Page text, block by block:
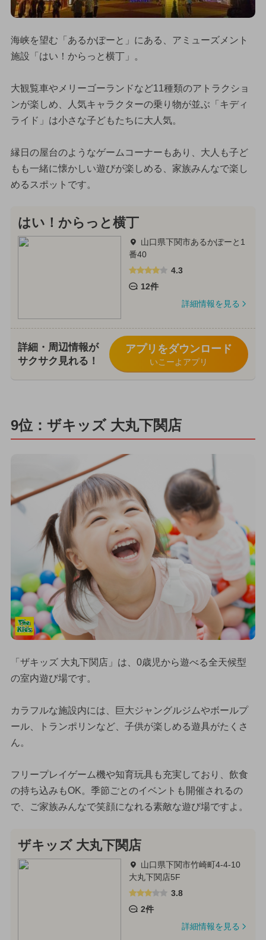
海峡を望む「あるかぽーと」にある、アミューズメント
施設「はい！からっと横丁」。
大観覧車やメリーゴーランドなど11種類のアトラクショ
ンが楽しめ、人気キャラクターの乗り物が並ぶ「キディ
ライド」は小さな子どもたちに大人気。
縁日の屋台のようなゲームコーナーもあり、大人も子ど
もも一緒に懐かしい遊びが楽しめる、家族みんなで楽し
めるスポットです。
はい！からっと横丁
山口県下関市あるかぽーと1
番40
4.3
12件
詳細情報を見る
詳細・周辺情報が
サクサク見れる！
アプリをダウンロード
いこーよアプリ
9位：ザキッズ 大丸下関店
「ザキッズ 大丸下関店」は、0歳児から遊べる全天候型
の室内遊び場です。
カラフルな施設内には、巨大ジャングルジムやボールプ
ール、トランポリンなど、子供が楽しめる遊具がたくさ
ん。
フリープレイゲーム機や知育玩具も充実しており、飲食
の持ち込みもOK。季節ごとのイベントも開催されるの
で、ご家族みんなで笑顔になれる素敵な遊び場ですよ。
ザキッズ 大丸下関店
山口県下関市竹崎町4-4-10
大丸下関店5F
3.8
2件
詳細情報を見る